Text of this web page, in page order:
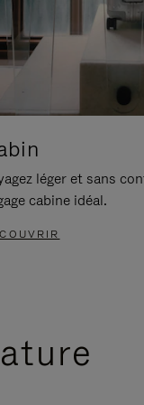
léger et sans
cabine idéal.